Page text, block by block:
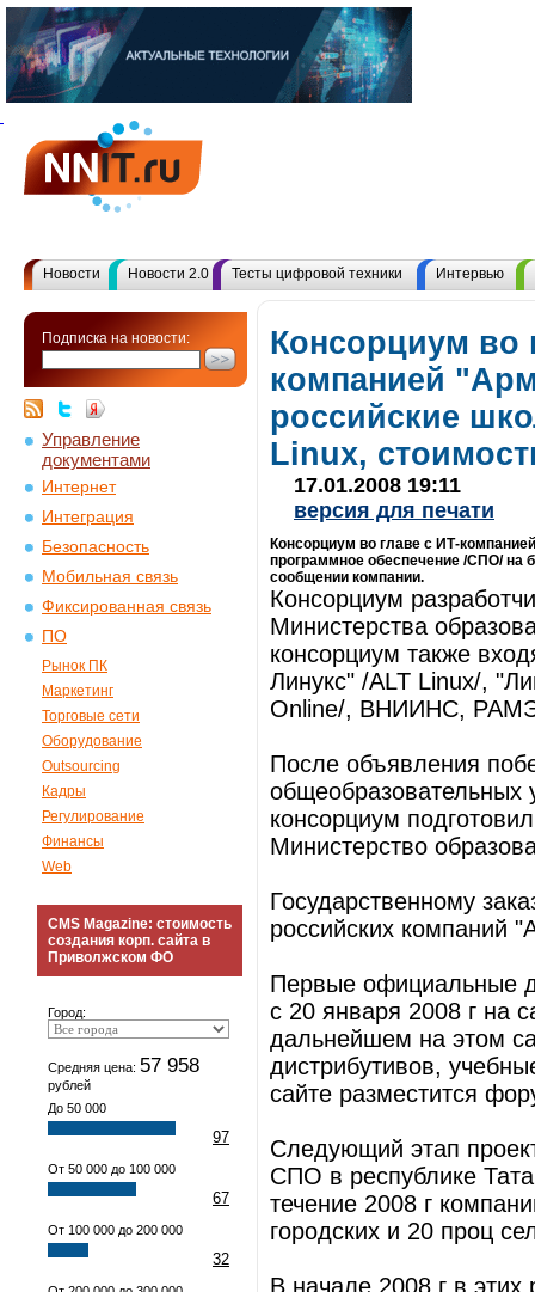
Новости Новости 2.0 Тесты цифровой техники Интервью
Подписка на новости:
Управление
документами
Интернет
Интеграция
Безопасность
Мобильная связь
Фиксированная связь
ПО
Рынок ПК
Маркетинг
Торговые сети
Оборудование
Outsourcing
Кадры
Регулирование
Финансы
Web
CMS Magazine: стоимость
создания корп. сайта в
Приволжском ФО
Город:
Средняя цена: 57 958
рублей
До 50 000
97
От 50 000 до 100 000
67
От 100 000 до 200 000
32
Консорциум во
компанией
российские
Linux,
17.01.2008 19:11
версия для печати
Консорциум во главе с ИТ-
программное обеспечение /СПО/ на
сообщении компании.
Консорциум
Министерства
консорциум также
Линукс" /ALT Linux/,
Online/, ВНИИНС,
После объявления
консорциум
Министерство
Государственному
российских компаний
Первые официальные
c 20 января 2008 г на
дальнейшем на этом
дистрибутивов,
сайте разместится
Следующий этап
СПО в республике
течение 2008 г
городских и 20 проц
В начале 2008 г в